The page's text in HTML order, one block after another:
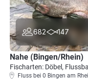
682 147
Nahe (Bingen/Rhein)
Fischarten: Döbel,
Fluss bei 0 Bingen am